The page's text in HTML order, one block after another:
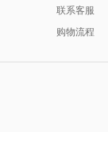
联系客服
购物流程